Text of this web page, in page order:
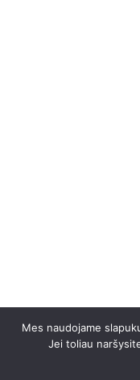
Mes naudojame
Jei toliau